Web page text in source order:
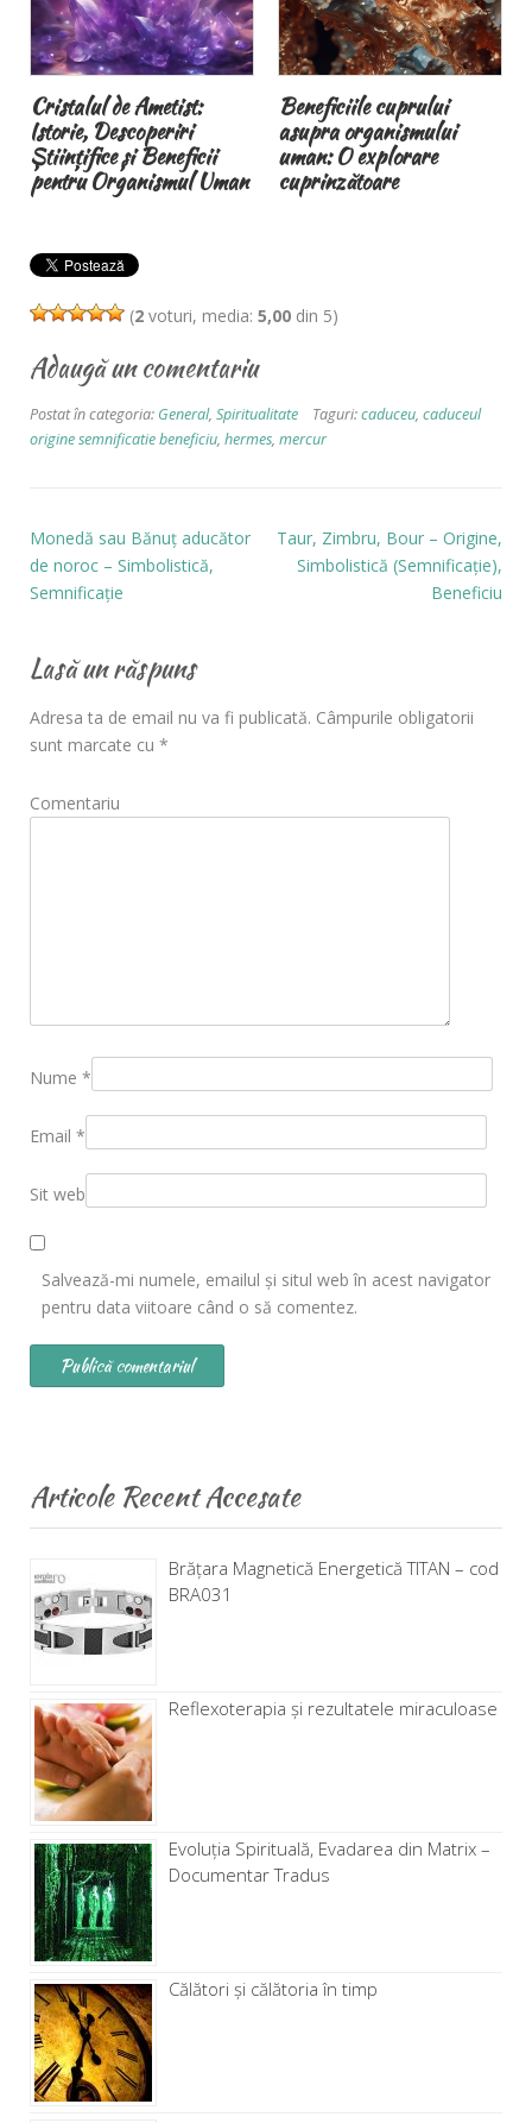
Cristalul de Ametist:
Istorie, Descoperiri
Științifice și Beneficii
pentru Organismul Uman
Beneficiile cuprului
asupra organismului
uman: O explorare
cuprinzătoare
(2 voturi, media: 5,00 din 5)
Adaugă un comentariu
Postat în categoria: General, Spiritualitate Taguri:caduceu, caduceul
origine semnificatie beneficiu, hermes, mercur
Monedă sau Bănuț aducător
de noroc – Simbolistică,
Semnificație
Taur, Zimbru, Bour – Origine,
Simbolistică (Semnificație),
Beneficiu
Lasă un răspuns
Adresa ta de email nu va fi publicată. Câmpurile obligatorii
sunt marcate cu *
Comentariu
Nume *
Email *
Sit web
Salvează-mi numele, emailul și situl web în acest navigator
pentru data viitoare când o să comentez.
Articole Recent Accesate
Brăţara Magnetică Energetică TITAN – cod
BRA031
Reflexoterapia și rezultatele miraculoase
Evoluția Spirituală, Evadarea din Matrix –
Documentar Tradus
Călători și călătoria în timp